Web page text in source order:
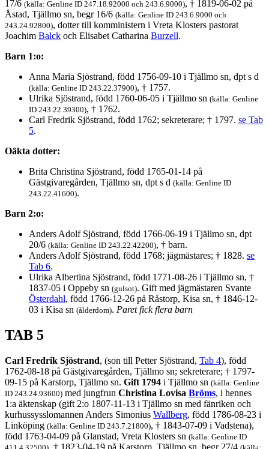
17/6 (källa: Genline ID 247.18.92000 och 243.6.9000), † 1819-06-02 på
Åstad, Tjällmo sn, begr 16/6 (källa: Genline ID 243.6.9000 och
243.24.92800), dotter till komministern i Vreta Klosters pastorat
Joachim Balck och Elisabet Catharina Burzell.
Barn 1:o:
Anna Maria Sjöstrand, född 1756-09-10 i Tjällmo sn, dpt s d
(källa: Genline ID 243.22.37900), † 1757.
Ulrika Sjöstrand, född 1760-06-05 i Tjällmo sn (källa: Genline
ID 243.22.39300), † 1762.
Carl Fredrik Sjöstrand, född 1762; sekreterare; † 1797. se Tab
5.
Oäkta dotter:
Brita Christina Sjöstrand, född 1765-01-14 på
Gästgivaregården, Tjällmo sn, dpt s d (källa: Genline ID
243.22.41600).
Barn 2:o:
Anders Adolf Sjöstrand, född 1766-06-19 i Tjällmo sn, dpt
20/6 (källa: Genline ID 243.22.42200), † barn.
Anders Adolf Sjöstrand, född 1768; jägmästares; † 1828. se
Tab 6.
Ulrika Albertina Sjöstrand, född 1771-08-26 i Tjällmo sn, †
1837-05 i Oppeby sn (gulsot). Gift med jägmästaren Svante
Österdahl, född 1766-12-26 på Råstorp, Kisa sn, † 1846-12-
03 i Kisa sn (ålderdom). Paret fick flera barn
TAB 5
Carl Fredrik Sjöstrand, (son till Petter Sjöstrand, Tab 4), född
1762-08-18 på Gästgivaregården, Tjällmo sn; sekreterare; † 1797-
09-15 på Karstorp, Tjällmo sn. Gift 1794 i Tjällmo sn (källa: Genline
ID 243.24.93600) med jungfrun Christina Lovisa Bröms, i hennes
1:a äktenskap (gift 2:o 1807-11-13 i Tjällmo sn med fänriken och
kurhussysslomannen Anders Simonius Wallberg, född 1786-08-23 i
Linköping (källa: Genline ID 243.7.21800), † 1843-07-09 i Vadstena),
född 1763-04-09 på Glanstad, Vreta Klosters sn (källa: Genline ID